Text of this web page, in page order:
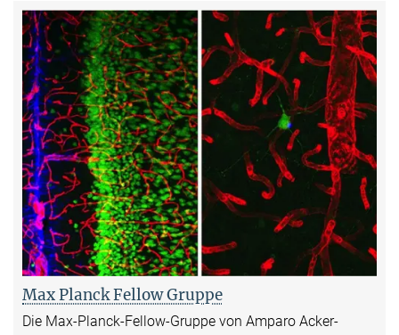
Max Planck Fellow Gruppe
Die Max-Planck-Fellow-Gruppe von Amparo Acker-